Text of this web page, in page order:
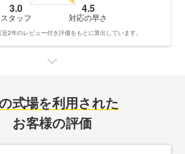
4.5
対応の早さ
3.0
スタッフ
2年のレビュー付き評価をもとに算出しています。
式場を利用された
お客様の評価